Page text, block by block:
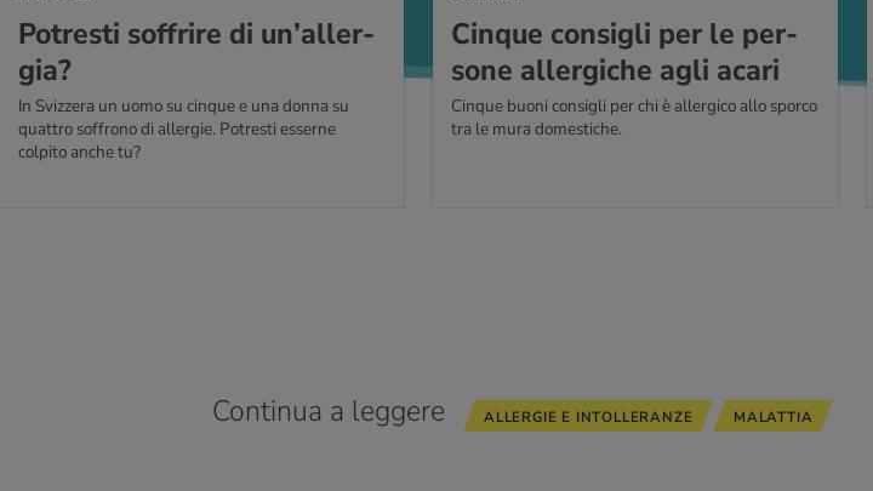
Po­tre­sti sof­fri­re di un’al­ler­
gia?
In Svizzera un uomo su cinque e una donna su
quattro soffrono di allergie. Potresti esserne
colpito anche tu?
Cin­que con­si­gli per le per­
so­ne al­ler­gi­che agli acari
Cinque buoni consigli per chi è allergico allo sporco
tra le mura domestiche.
Continua a leggere ALLERGIE E INTOLLERANZE MALATTIA